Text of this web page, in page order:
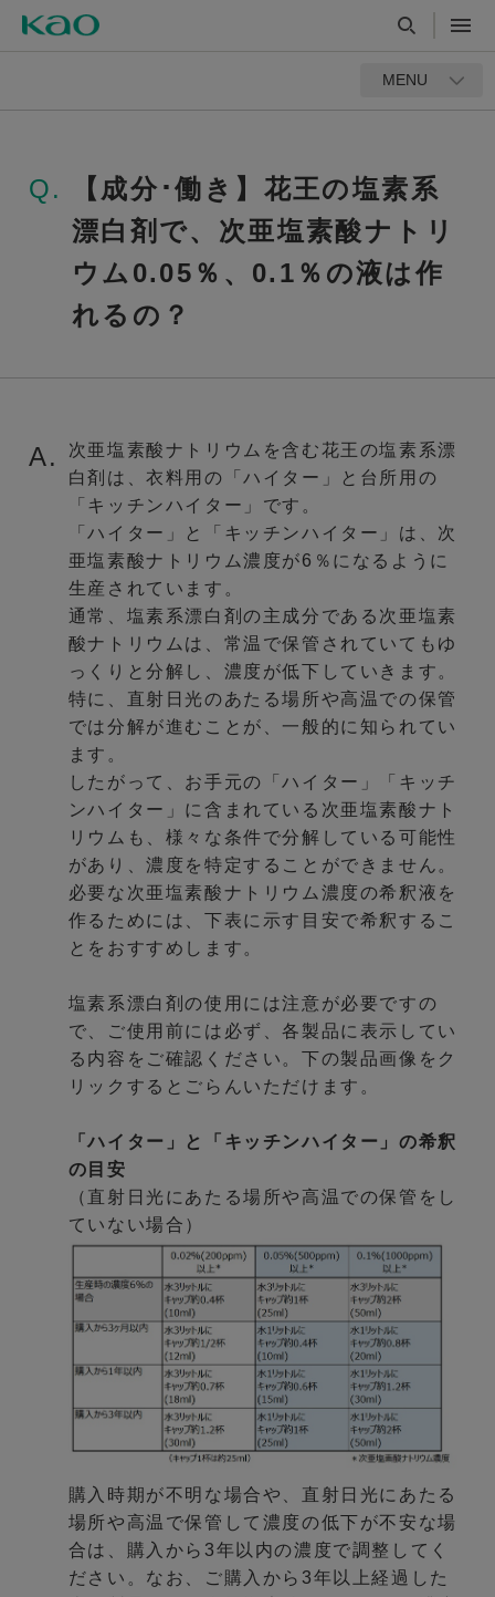
MENU
Q.
【成分･働き】花王の塩素系
漂白剤で、次亜塩素酸ナトリ
ウム0.05％、0.1％の液は作
れるの？
A.
次亜塩素酸ナトリウムを含む花王の塩素系漂
白剤は、衣料用の「ハイター」と台所用の
「キッチンハイター」です。
「ハイター」と「キッチンハイター」は、次
亜塩素酸ナトリウム濃度が6％になるように
生産されています。
通常、塩素系漂白剤の主成分である次亜塩素
酸ナトリウムは、常温で保管されていてもゆ
っくりと分解し、濃度が低下していきます。
特に、直射日光のあたる場所や高温での保管
では分解が進むことが、一般的に知られてい
ます。
したがって、お手元の「ハイター」「キッチ
ンハイター」に含まれている次亜塩素酸ナト
リウムも、様々な条件で分解している可能性
があり、濃度を特定することができません。
必要な次亜塩素酸ナトリウム濃度の希釈液を
作るためには、下表に示す目安で希釈するこ
とをおすすめします。
塩素系漂白剤の使用には注意が必要ですの
で、ご使用前には必ず、各製品に表示してい
る内容をご確認ください。下の製品画像をク
リックするとごらんいただけます。
「ハイター」と「キッチンハイター」の希釈
の目安
（直射日光にあたる場所や高温での保管をし
ていない場合）
購入時期が不明な場合や、直射日光にあたる
場所や高温で保管して濃度の低下が不安な場
合は、購入から3年以内の濃度で調整してく
ださい。なお、ご購入から3年以上経過した